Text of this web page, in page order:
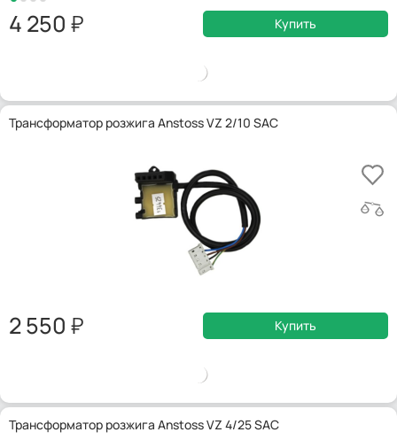
4 250 Купить
Трансформатор розжига Anstoss VZ 2/10 SAC
2 550 Купить
Трансформатор розжига Anstoss VZ 4/25 SAC